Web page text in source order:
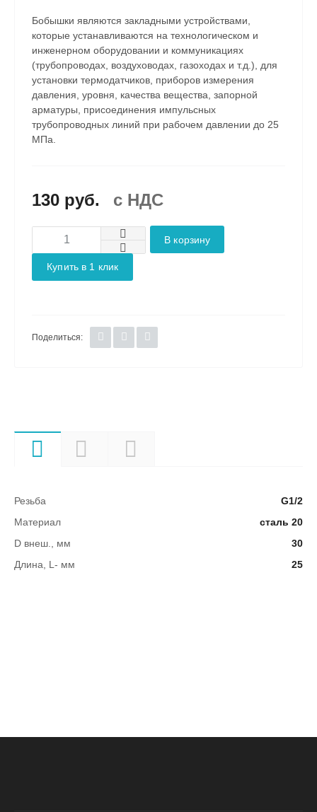
Бобышки являются закладными устройствами,
которые устанавливаются на технологическом и
инженерном оборудовании и коммуникациях
(трубопроводах, воздуховодах, газоходах и т.д.), для
установки термодатчиков, приборов измерения
давления, уровня, качества вещества, запорной
арматуры, присоединения импульсных
трубопроводных линий при рабочем давлении до 25
МПа.
130 руб. c НДС
В корзину
Купить в 1 клик
Поделиться:
Резьба
G1/2
Материал
сталь 20
D внеш., мм
30
Длина, L- мм
25